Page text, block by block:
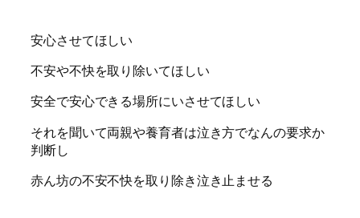
安心させてほしい
不安や不快を取り除いてほしい
安全で安心できる場所にいさせてほしい
それを聞いて両親や養育者は泣き方でなんの要求か
判断し
赤ん坊の不安不快を取り除き泣き止ませる